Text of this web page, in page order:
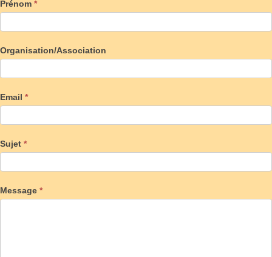
Prénom *
Organisation/Association
Email *
Sujet *
Message *